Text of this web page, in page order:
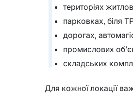
територіях
парковках, біля
дорогах,
промислових
складських
Для кожної локації